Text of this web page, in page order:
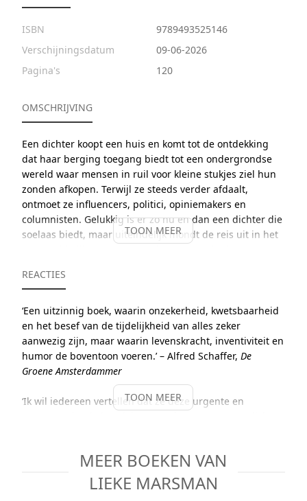
ISBN
9789493525146
Verschijningsdatum
09-06-2026
Pagina's
120
OMSCHRIJVING
Een dichter koopt een huis en komt tot de ontdekking
dat haar berging toegang biedt tot een ondergrondse
wereld waar mensen in ruil voor kleine stukjes ziel hun
zonden afkopen. Terwijl ze steeds verder afdaalt,
ontmoet ze influencers, politici, opiniemakers en
columnisten. Gelukkig is er zo nu en dan een dichter die
soelaas biedt, maar uiteindelijk mondt de reis uit in het
Dit is een gebonden boek met stofomslag.
TOON MEER
REACTIES
‘Een uitzinnig boek, waarin onzekerheid, kwetsbaarheid
en het besef van de tijdelijkheid van alles zeker
aanwezig zijn, maar waarin levenskracht, inventiviteit en
humor de boventoon voeren.’ – Alfred Schaffer, De
Groene Amsterdammer
‘Ik wil iedereen vertellen dat ze deze urgente en
gemaakt waarin verschillende zienswijzen met
bijbehorende talen botsen.[...]De dichter en de duivel
vormt uiteindelijk een krachtig pleidooi om op zoek te
TOON MEER
MEER BOEKEN VAN
LIEKE MARSMAN